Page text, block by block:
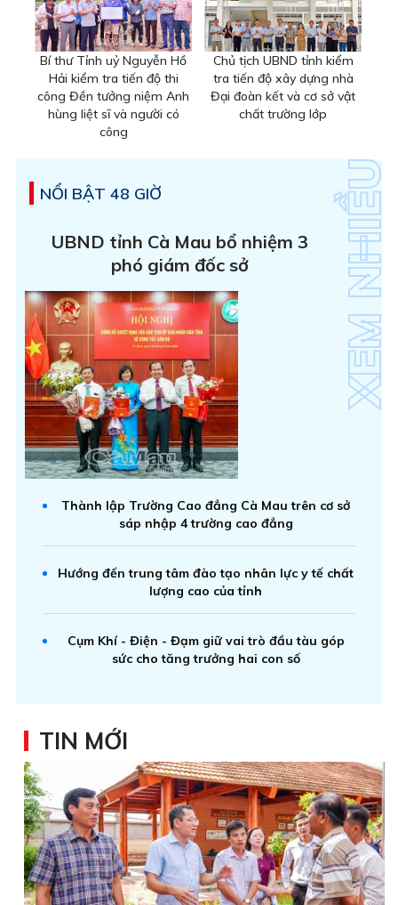
Bí thư Tỉnh uỷ Nguyễn Hồ
Hải kiểm tra tiến độ thi
công Đền tưởng niệm Anh
hùng liệt sĩ và người có
công
Chủ tịch UBND tỉnh kiểm
tra tiến độ xây dựng nhà
Đại đoàn kết và cơ sở vật
chất trường lớp
NỔI BẬT 48 GIỜ
UBND tỉnh Cà Mau bổ nhiệm 3
phó giám đốc sở
Thành lập Trường Cao đẳng Cà Mau trên cơ sở
sáp nhập 4 trường cao đẳng
Hướng đến trung tâm đào tạo nhân lực y tế chất
lượng cao của tỉnh
Cụm Khí - Điện - Đạm giữ vai trò đầu tàu góp
sức cho tăng trưởng hai con số
TIN MỚI